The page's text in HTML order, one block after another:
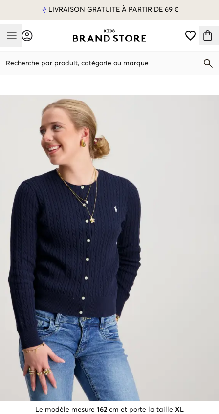
LIVRAISON GRATUITE À PARTIR DE 69 €
Mobile Menu
Recherche par produit, catégorie ou marque
Le modèle mesure 162 cm et porte la taille XL